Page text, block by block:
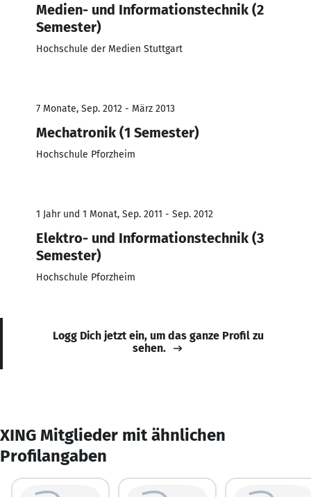
Medien- und Informationstechnik (2
Semester)
Hochschule der Medien Stuttgart
7 Monate, Sep. 2012 - März 2013
Mechatronik (1 Semester)
Hochschule Pforzheim
1 Jahr und 1 Monat, Sep. 2011 - Sep. 2012
Elektro- und Informationstechnik (3
Semester)
Hochschule Pforzheim
Logg Dich jetzt ein, um das ganze Profil zu
sehen.
XING Mitglieder mit ähnlichen
Profilangaben